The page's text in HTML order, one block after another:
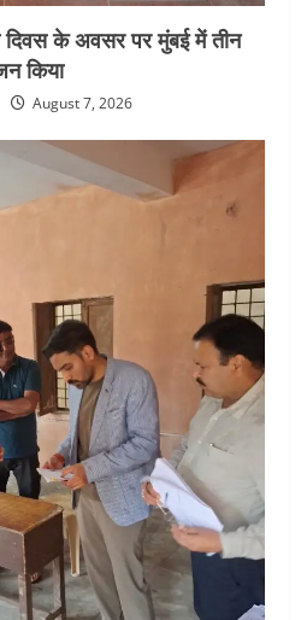
दिवस के अवसर पर मुंबई में तीन
किया
August 7, 2026